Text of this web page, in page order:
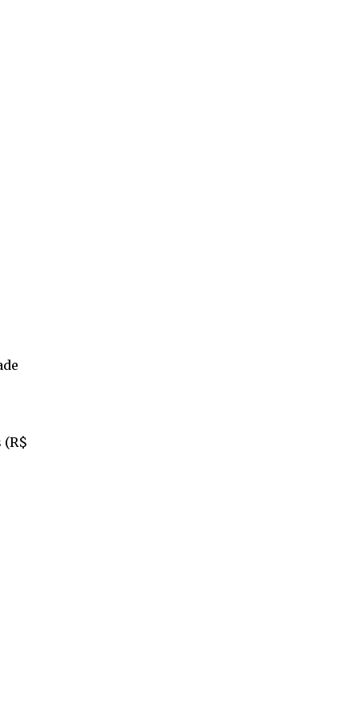
(R$